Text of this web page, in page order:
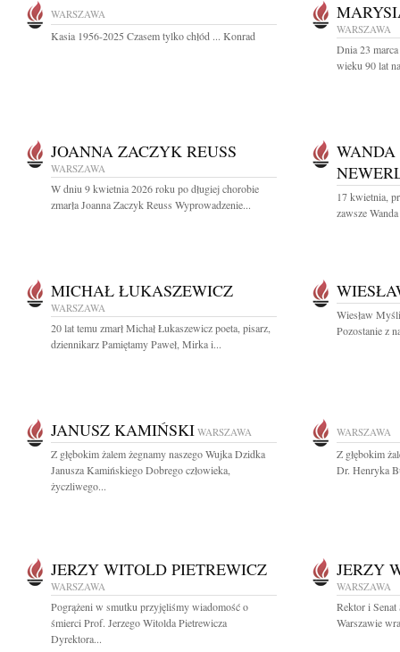
WARSZAWA
Kasia 1956-2025 Czasem tylko chłód ... Konrad WARSZAWA
Dnia 23
wieku 90 lat
JOANNA ZACZYK REUSS
WARSZAWA
W dniu 9 kwietnia 2026 roku po długiej chorobie
zmarła Joanna Zaczyk Reuss Wyprowadzenie...
17 kwietnia,
zawsze
MICHAŁ ŁUKASZEWICZ
WARSZAWA
20 lat temu zmarł Michał Łukaszewicz poeta, pisarz,
dziennikarz Pamiętamy Paweł, Mirka i...
Wiesław
Pozostanie z
JANUSZ KAMIŃSKI WARSZAWA
Z głębokim żalem żegnamy naszego Wujka Dzidka
Janusza Kamińskiego Dobrego człowieka,
życzliwego...
WARSZAWA
Z głębokim
Dr. Henryka
JERZY WITOLD PIETREWICZ
WARSZAWA
Pogrążeni w smutku przyjęliśmy wiadomość o
śmierci Prof. Jerzego Witolda Pietrewicza
Dyrektora...
JERZY
WARSZAWA
Rektor i
Warszawie